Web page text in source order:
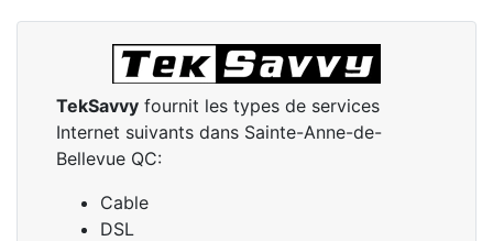
TekSavvy fournit les types de services
Internet suivants dans Sainte-Anne-de-
Bellevue QC:
Cable
DSL